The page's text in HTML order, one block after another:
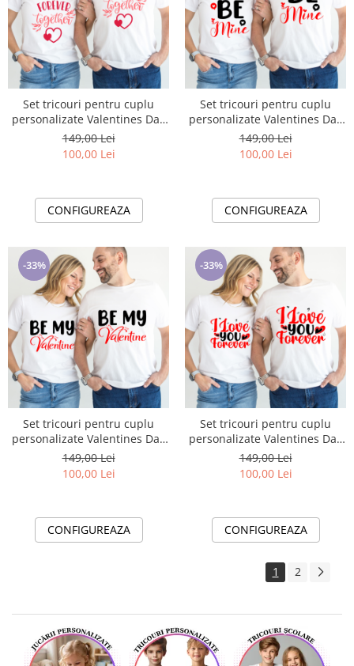
Set tricouri pentru cuplu
personalizate Valentines Day
VD2424 Forever together
149,00 Lei
100,00 Lei
CONFIGUREAZA
Set tricouri pentru cuplu
personalizate Valentines Day
VD2425 Be Mine
149,00 Lei
100,00 Lei
CONFIGUREAZA
-33%
Set tricouri pentru cuplu
personalizate Valentines Day
VD2426 Be My Valentine
149,00 Lei
100,00 Lei
CONFIGUREAZA
-33%
Set tricouri pentru cuplu
personalizate Valentines Day
VD2427
149,00 Lei
100,00 Lei
CONFIGUREAZA
1 2